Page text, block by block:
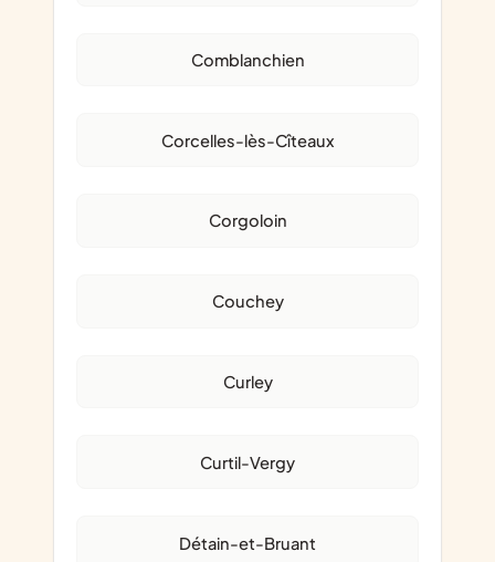
Comblanchien
Corcelles-lès-Cîteaux
Corgoloin
Couchey
Curley
Curtil-Vergy
Détain-et-Bruant